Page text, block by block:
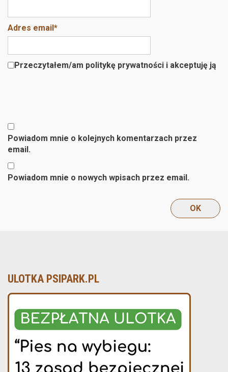
Adres email*
Przeczytałem/am politykę prywatności i akceptuję ją
Powiadom mnie o kolejnych komentarzach przez
email.
Powiadom mnie o nowych wpisach przez email.
ULOTKA PSIPARK.PL